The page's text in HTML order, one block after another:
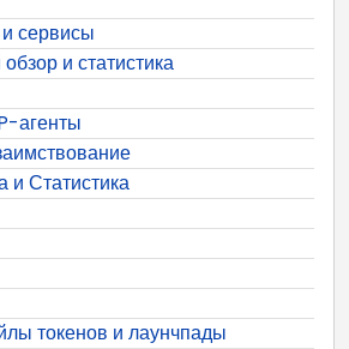
сервисы
и статистика
агенты
и Статистика
токенов и лаунчпады